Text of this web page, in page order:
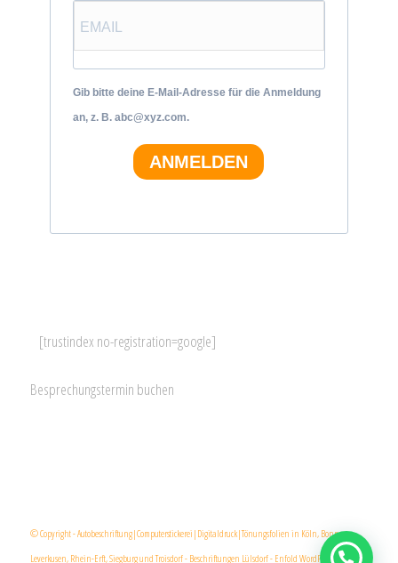
Gib bitte deine E-Mail-Adresse für die Anmeldung
an, z. B. abc@xyz.com.
ANMELDEN
[trustindex no-registration=google]
Besprechungstermin buchen
© Copyright - Autobeschriftung|Computerstickerei|Digitaldruck|Tönungsfolien in Köln, Bonn,
Leverkusen, Rhein-Erft, Siegburg und Troisdorf - Beschriftungen Lülsdorf - Enfold WordPress Theme by